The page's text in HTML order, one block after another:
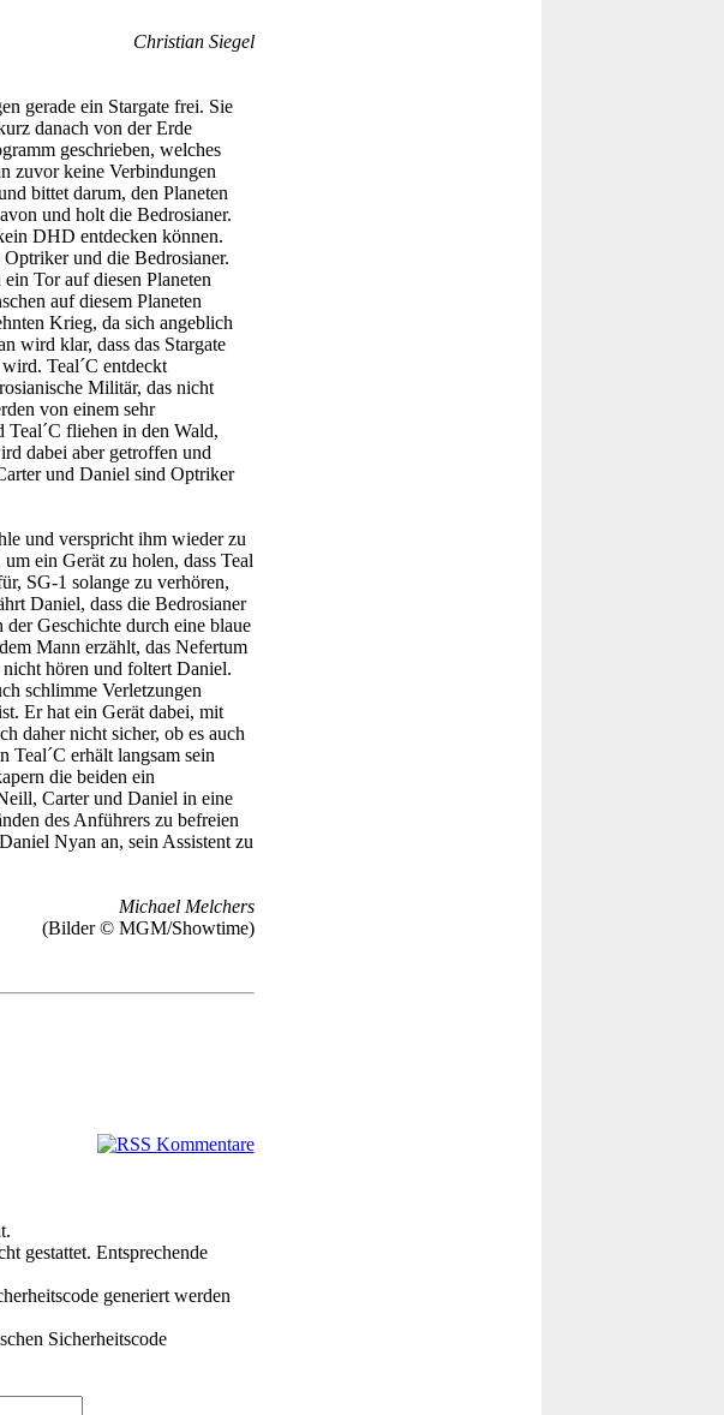
Christian Siegel
gerade ein Stargate frei. Sie
danach von der Erde
geschrieben, welches
zuvor keine Verbindungen
bittet darum, den Planeten
und holt die Bedrosianer.
DHD entdecken können.
und die Bedrosianer.
Tor auf diesen Planeten
auf diesem Planeten
Krieg, da sich angeblich
wird klar, dass das Stargate
Teal´C entdeckt
Militär, das nicht
von einem sehr
fliehen in den Wald,
dabei aber getroffen und
und Daniel sind Optriker
und verspricht ihm wieder zu
ein Gerät zu holen, dass Teal
SG-1 solange zu verhören,
Daniel, dass die Bedrosianer
Geschichte durch eine blaue
Mann erzählt, das Nefertum
hören und foltert Daniel.
schlimme Verletzungen
Er hat ein Gerät dabei, mit
daher nicht sicher, ob es auch
erhält langsam sein
die beiden ein
Carter und Daniel in eine
des Anführers zu befreien
Nyan an, sein Assistent zu
Michael Melchers
(Bilder © MGM/Showtime)
gestattet. Entsprechende
generiert werden
Sicherheitscode